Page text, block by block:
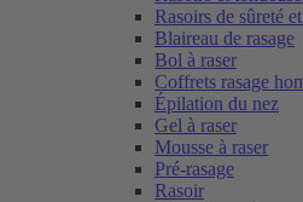
Rasoirs de sûreté
Blaireau de rasage
Bol à raser
Coffrets rasage
Épilation du nez
Gel à raser
Mousse à raser
Pré-rasage
Rasoir